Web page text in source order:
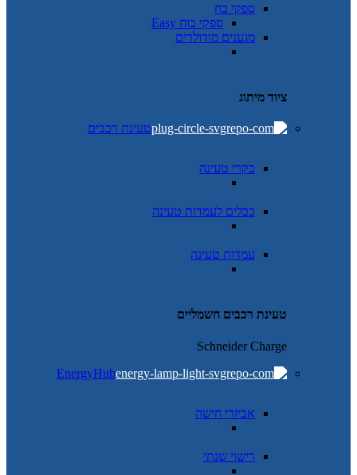
ספקי כח
ספקי כוח Easy
מגענים מודולרים
ציוד מיתוג
טעינת רכבים
בקרי טעינה
כבלים לעמדות טעינה
עמדות טעינה
טעינת רכבים חשמליים
Schneider Charge
EnergyHub
אביזרי חישה
רישוי שנתי